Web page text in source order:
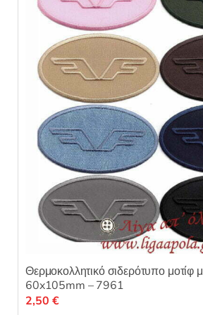
Θερμοκολλητικό σιδερότυπο
60x105mm – 7961
2,50 €